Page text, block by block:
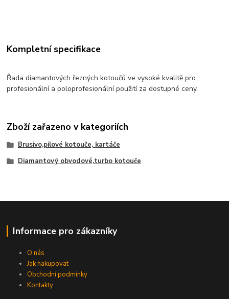
Kompletní specifikace
Řada diamantových řezných kotoučů ve vysoké kvalitě pro
profesionální a poloprofesionální použití za dostupné ceny.
Zboží zařazeno v kategoriích
Brusivo,pilové kotouče, kartáče
Diamantový obvodové,turbo kotouče
Informace pro zákazníky
O nás
Jak nakupovat
Obchodní podmínky
Kontakty